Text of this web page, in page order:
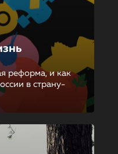
реформа, и как
в страну-